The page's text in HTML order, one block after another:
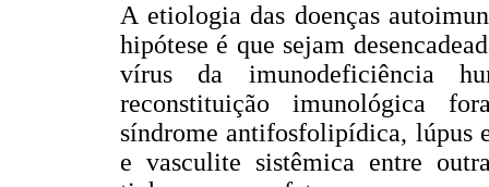
A etiologia das doenças
hipótese é que sejam
vírus da imunodeficiência
reconstituição imunológica
síndrome antifosfolipídica, lúpus
e vasculite sistêmica entre